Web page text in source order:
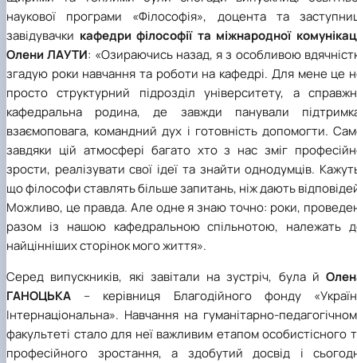
наукової програми «Філософія», доцента та
завідувачки кафедри філософії та міжнародної
Олени ЛАУТИ: «Озираючись назад, я з особливою
згадую роки навчання та роботи на кафедрі. Для мене це
просто структурний підрозділ університету, а
кафедральна родина, де завжди панували
взаємоповага, командний дух і готовність допомогти.
завдяки цій атмосфері багато хто з нас зміг
зрости, реалізувати свої ідеї та знайти однодумців.
що філософи ставлять більше запитань, ніж дають
Можливо, це правда. Але одне я знаю точно: роки,
разом із нашою кафедральною спільнотою, належать
найцінніших сторінок мого життя».
Серед випускників, які завітали на зустріч, була й
ГАНОЦЬКА – керівниця Благодійного фонду
Інтернаціональна». Навчання на гуманітарно-
факультеті стало для неї важливим етапом особистісного
професійного зростання, а здобутий досвід і